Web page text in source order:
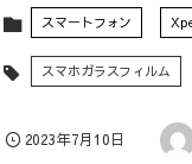
スマートフォン
スマホガラスフィルム
2023年7月10日